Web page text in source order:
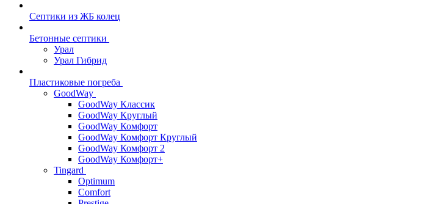
Септики из ЖБ колец
Бетонные септики
Урал
Урал Гибрид
Пластиковые погреба
GoodWay
GoodWay Классик
GoodWay Круглый
GoodWay Комфорт
GoodWay Комфорт Круглый
GoodWay Комфорт 2
GoodWay Комфорт+
Tingard
Optimum
Comfort